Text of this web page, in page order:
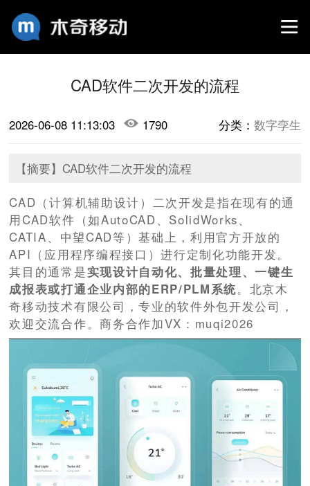
CAD软件二次开发的流程
2026-06-08 11:13:03 1790 分类： 数字孪生
【摘要】​CAD软件二次开发的流程
CAD（计算机辅助设计）二次开发是指在现有的通
用CAD软件（如AutoCAD、SolidWorks、
CATIA、中望CAD等）基础上，利用官方开放的
API（应用程序编程接口）进行定制化功能开发。
其目的通常是实现设计自动化、批量处理、一键生
成报表或打通企业内部的ERP/PLM系统。北京木
奇移动技术有限公司，专业的软件外包开发公司，
欢迎交流合作。商务合作加VX：muqi2026